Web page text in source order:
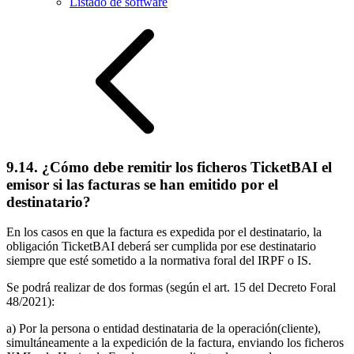
9.14. ¿Cómo debe remitir los ficheros TicketBAI el
emisor si las facturas se han emitido por el
destinatario?
En los casos en que la factura es expedida por el destinatario, la
obligación TicketBAI deberá ser cumplida por ese destinatario
siempre que esté sometido a la normativa foral del IRPF o IS.
Se podrá realizar de dos formas (según el art. 15 del Decreto Foral
48/2021):
a) Por la persona o entidad destinataria de la operación(cliente),
simultáneamente a la expedición de la factura, enviando los ficheros